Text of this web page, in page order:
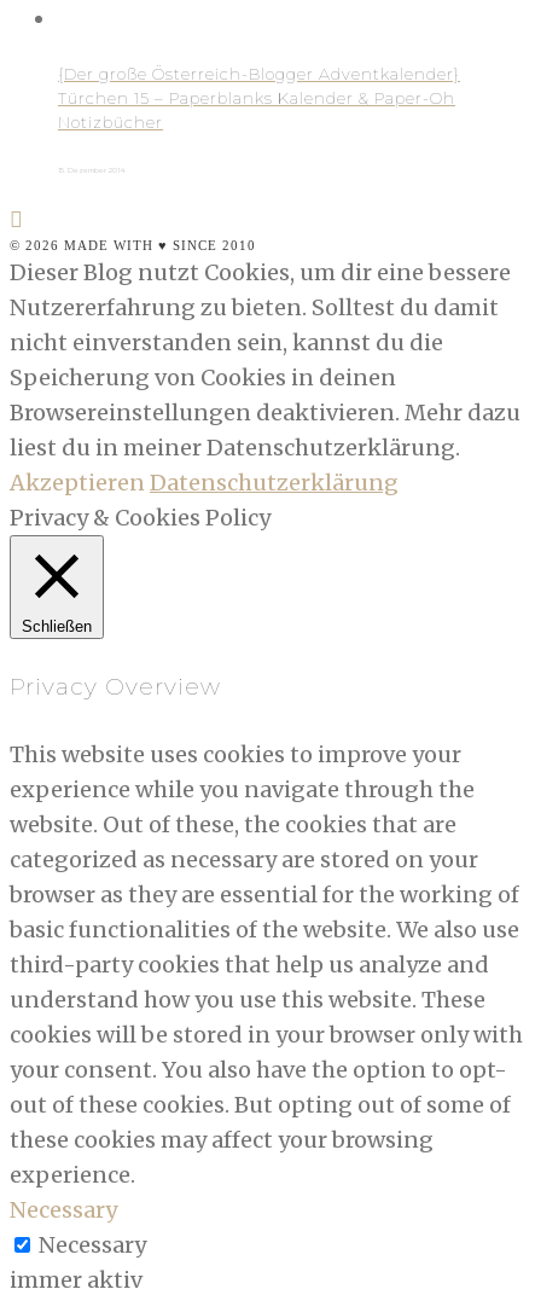
{Der große Österreich-Blogger Adventkalender}
Türchen 15 – Paperblanks Kalender & Paper-Oh
Notizbücher
15. Dezember 2014
© 2026 MADE WITH ♥ SINCE 2010
Dieser Blog nutzt Cookies, um dir eine bessere
Nutzererfahrung zu bieten. Solltest du damit
nicht einverstanden sein, kannst du die
Speicherung von Cookies in deinen
Browsereinstellungen deaktivieren. Mehr dazu
liest du in meiner Datenschutzerklärung.
AkzeptierenDatenschutzerklärung
Privacy & Cookies Policy
Schließen
Privacy Overview
This website uses cookies to improve your
experience while you navigate through the
website. Out of these, the cookies that are
categorized as necessary are stored on your
browser as they are essential for the working of
basic functionalities of the website. We also use
third-party cookies that help us analyze and
understand how you use this website. These
cookies will be stored in your browser only with
your consent. You also have the option to opt-
out of these cookies. But opting out of some of
these cookies may affect your browsing
experience.
Necessary
Necessary
immer aktiv